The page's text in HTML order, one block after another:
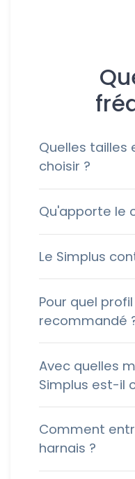
Quelles
choisir ?
Qu'apporte le
Le Simplus
Pour quel
recommandé
Avec quelles
Simplus est-il
Comment
harnais ?